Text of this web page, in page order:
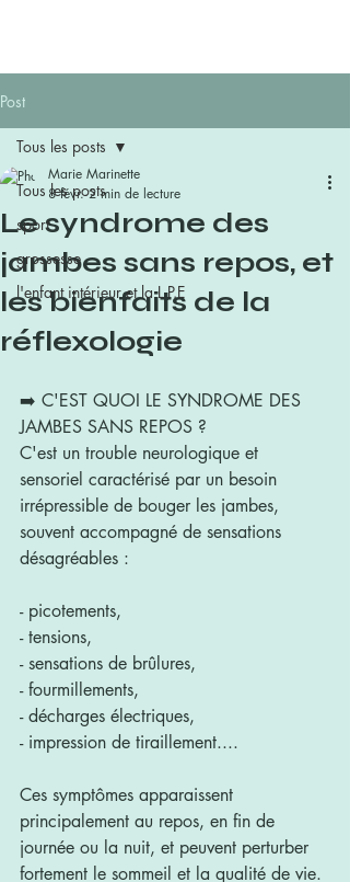
Post
Tous les posts
sport
grossesse
l'enfant intérieur et la L.P.E
Tous les posts
Le syndrome des
jambes sans repos, et
les bienfaits de la
réflexologie
Marie Marinette
8 févr. 2 min de lecture
➡️ C'EST QUOI LE SYNDROME DES
JAMBES SANS REPOS ?
C'est un trouble neurologique et
sensoriel caractérisé par un besoin
irrépressible de bouger les jambes,
souvent accompagné de sensations
désagréables :
- picotements,
- tensions,
- sensations de brûlures,
- fourmillements,
- décharges électriques,
- impression de tiraillement....
Ces symptômes apparaissent
principalement au repos, en fin de
journée ou la nuit, et peuvent perturber
fortement le sommeil et la qualité de vie.